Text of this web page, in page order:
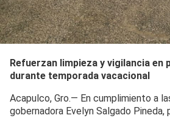
Refuerzan limpieza y vigilancia en
durante temporada vacacional
Acapulco, Gro.— En cumplimiento a
gobernadora Evelyn Salgado Pineda,